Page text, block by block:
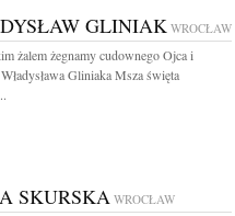
GLINIAKWROCŁAW
żalem żegnamy cudownego Ojca i
Gliniaka Msza święta
SKURSKA WROCŁAW